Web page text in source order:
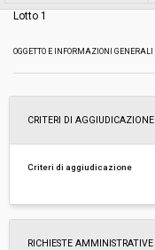
Tipo di contratto:
Svolgimento:
Pubblicata da:
Lotto 1
OGGETTO E INFORMAZIONI GENERALI
CRITERI DI AGGIUDICAZIONE
Criteri di aggiudicazione
RICHIESTE AMMINISTRATIVE